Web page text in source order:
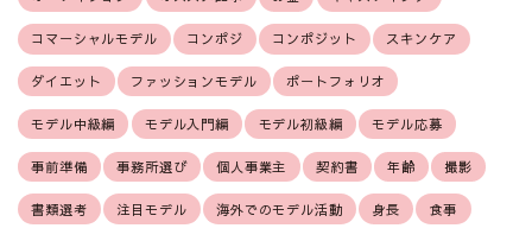
コマーシャルモデル コンポジ コンポジット スキンケア
ダイエット ファッションモデル ポートフォリオ
モデル中級編 モデル入門編 モデル初級編 モデル応募
事前準備 事務所選び 個人事業主 契約書 年齢 撮影
書類選考 注目モデル 海外でのモデル活動 身長 食事